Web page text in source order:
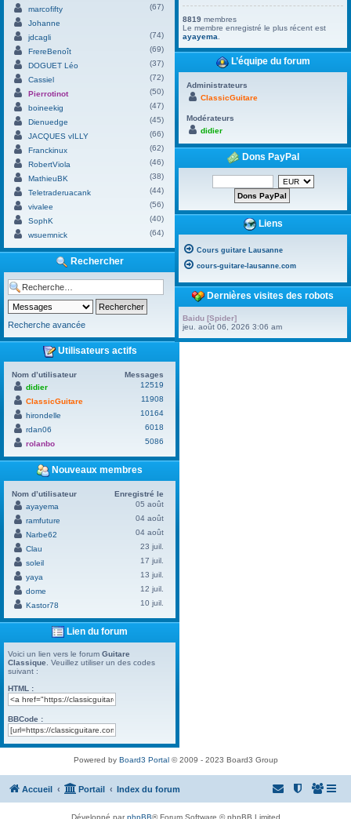
marcofifty
(67)
Johanne
jdcagli
(74)
FrereBenoît
(69)
DOGUET Léo
(37)
Cassiel
(72)
Pierrotinot
(50)
boineekig
(47)
Dienuedge
(45)
JACQUES vILLY
(66)
Franckinux
(62)
RobertViola
(46)
MathieuBK
(38)
Teletraderuacank
(44)
vivalee
(56)
SophK
(40)
wsuemnick
(64)
Rechercher
Recherche avancée
Utilisateurs actifs
Nom d’utilisateur
Messages
didier
12519
ClassicGuitare
11908
hirondelle
10164
rdan06
6018
rolanbo
5086
Nouveaux membres
Nom d’utilisateur
Enregistré le
ayayema
05 août
ramfuture
04 août
Narbe62
04 août
Clau
23 juil.
soleil
17 juil.
yaya
13 juil.
dome
12 juil.
Kastor78
10 juil.
Lien du forum
Voici un lien vers le forum Guitare
Classique . Veuillez utiliser un des codes
suivant :
HTML :
BBCode :
8819 membres
Le membre enregistré le plus récent est
ayayema
L’équipe du forum
Administrateurs
ClassicGuitare
Modérateurs
didier
Dons PayPal
Liens
Cours guitare Lausanne
cours-guitare-lausanne.com
Dernières visites des robots
Baidu [Spider]
jeu. août 06, 2026 3:06 am
Powered by Board3 Portal© 2009 - 2023 Board3 Group
Accueil Portail Index du forum
Développé parphpBB® Forum Software © phpBB Limited